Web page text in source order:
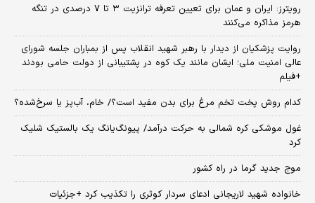
رویترز: ایران و عمان برای تعیین تعرفه ترانزیت ۳ تا ۷ درصدی در تنگه
هرمز مذاکره می‌کنند
روایت پزشکیان از دیدار با رهبر شهید انقلاب پس از بمباران جلسه شورای
عالی امنیت ملی؛ ایشان مانند یک کوه در پشتیبانی از دولت حامی بودند
+فیلم
کدام روش پخت تخم مرغ برای بدن مفید است؟/ خام، آب‌پز یا سرخ‌شده؟
غول موشکی کره شمالی به حرکت درآمد/ پیونگ‌یانگ یک بالستیک شلیک
کرد
موج جدید گرما در راه کشور
خانواده شهید لاریجانی ادعای سردار کوثری را تکذیب کرد +جزئیات